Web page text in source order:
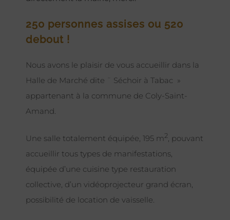
250 personnes assises ou 520
debout !
Nous avons le plaisir de vous accueillir dans la
Halle de Marché dite ¨ Séchoir à Tabac »
appartenant à la commune de Coly-Saint-
Amand.
Une salle totalement équipée, 195 m2, pouvant
accueillir tous types de manifestations,
équipée d’une cuisine type restauration
collective, d’un vidéoprojecteur grand écran,
possibilité de location de vaisselle.